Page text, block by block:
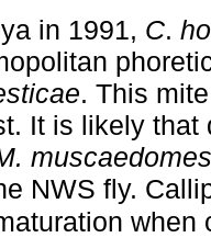
in 1991, C.
. This
It is likely
NWS fly.
when